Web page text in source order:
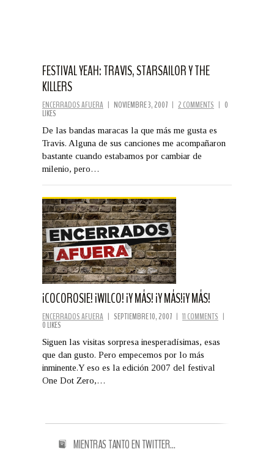
FESTIVAL YEAH: TRAVIS, STARSAILOR Y THE
KILLERS
ENCERRADOS AFUERA | NOVIEMBRE 3, 2007 | 2 COMMENTS | 0
LIKES
De las bandas maracas la que más me gusta es
Travis. Alguna de sus canciones me acompañaron
bastante cuando estabamos por cambiar de
milenio, pero…
¡COCOROSIE! ¡WILCO! ¡Y MÁS! ¡Y MÁS!¡Y MÁS!
ENCERRADOS AFUERA | SEPTIEMBRE 10, 2007 | 11 COMMENTS |
0 LIKES
Siguen las visitas sorpresa inesperadísimas, esas
que dan gusto. Pero empecemos por lo más
inminente.Y eso es la edición 2007 del festival
One Dot Zero,…
MIENTRAS TANTO EN TWITTER…